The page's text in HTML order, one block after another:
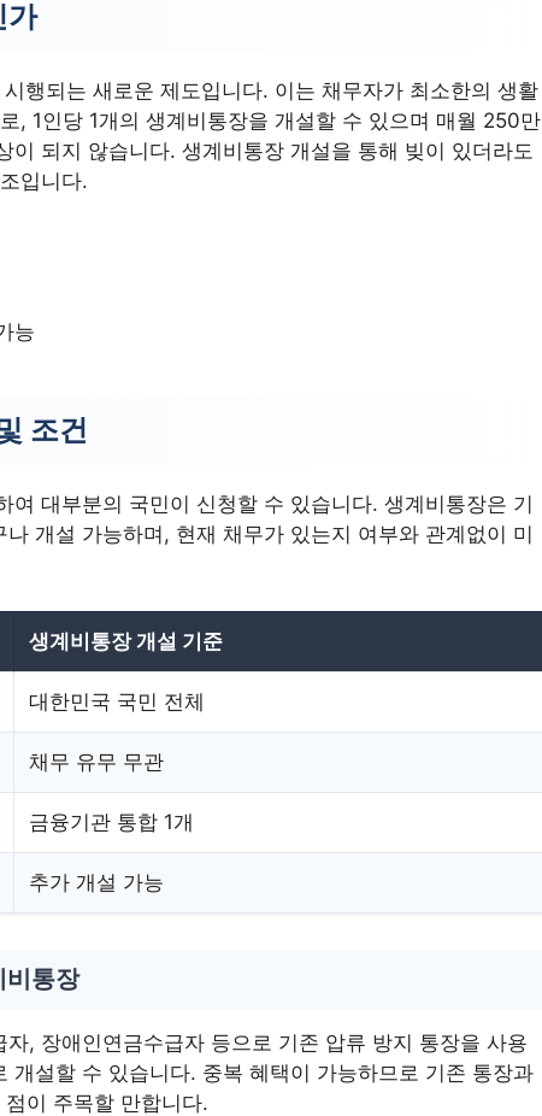
가
행되는 새로운 제도입니다. 이는 채무자가 최소한의 생활
, 1인당 1개의 생계비통장을 개설할 수 있으며 매월 250만
이 되지 않습니다. 생계비통장 개설을 통해 빚이 있더라도
입니다.
능
조건
여 대부분의 국민이 신청할 수 있습니다. 생계비통장은 기
개설 가능하며, 현재 채무가 있는지 여부와 관계없이 미
생계비통장 개설 기준
대한민국 국민 전체
채무 유무 무관
금융기관 통합 1개
추가 개설 가능
비통장
, 장애인연금수급자 등으로 기존 압류 방지 통장을 사용
개설할 수 있습니다. 중복 혜택이 가능하므로 기존 통장과
이 주목할 만합니다.